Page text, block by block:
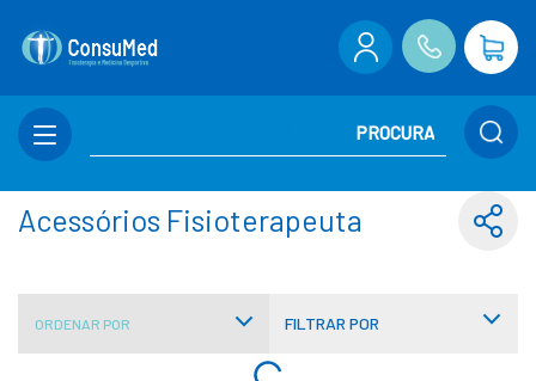
Acessórios Fisioterapeuta
ORDENAR POR FILTRAR POR